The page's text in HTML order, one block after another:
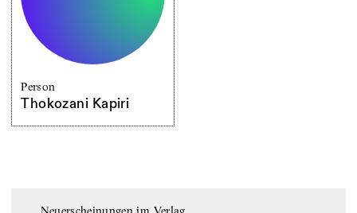
Person
Thokozani Kapiri